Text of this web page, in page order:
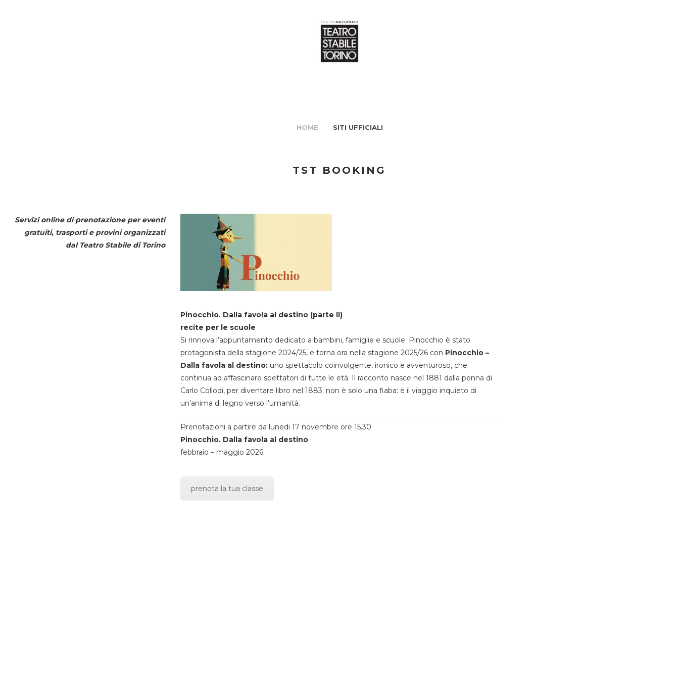
HOME SITI UFFICIALI
TST BOOKING
Servizi online di prenotazione per eventi
gratuiti, trasporti e provini organizzati
dal Teatro Stabile di Torino
Pinocchio. Dalla favola al destino (parte II)
recite per le scuole
Si rinnova l’appuntamento dedicato a bambini, famiglie e scuole. Pinocchio è stato
protagonista della stagione 2024/25, e torna ora nella stagione 2025/26 con Pinocchio –
Dalla favola al destino:uno spettacolo coinvolgente, ironico e avventuroso, che
continua ad affascinare spettatori di tutte le età. Il racconto nasce nel 1881 dalla penna di
Carlo Collodi, per diventare libro nel 1883. non è solo una fiaba: è il viaggio inquieto di
un’anima di legno verso l’umanità.
Prenotazioni a partire da lunedi 17 novembre ore 15.30
Pinocchio. Dalla favola al destino
febbraio – maggio 2026
prenota la tua classe